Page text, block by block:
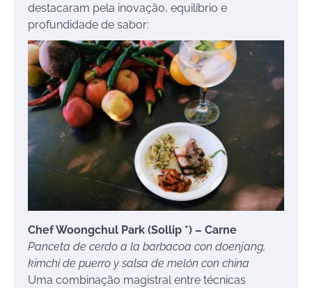
destacaram pela inovação, equilíbrio e
profundidade de sabor:
Chef Woongchul Park (Sollip *) – Carne
Panceta de cerdo a la barbacoa con doenjang,
kimchi de puerro y salsa de melón con china
Uma combinação magistral entre técnicas